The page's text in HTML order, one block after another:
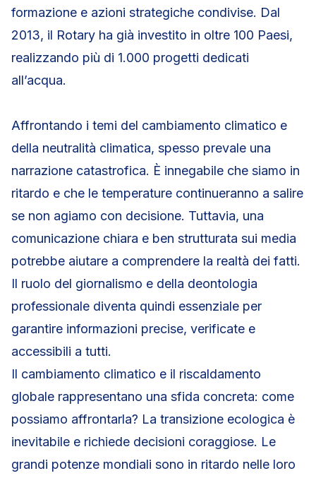
formazione e azioni strategiche condivise. Dal
2013, il Rotary ha già investito in oltre 100 Paesi,
realizzando più di 1.000 progetti dedicati
all’acqua.
Affrontando i temi del cambiamento climatico e
della neutralità climatica, spesso prevale una
narrazione catastrofica. È innegabile che siamo in
ritardo e che le temperature continueranno a salire
se non agiamo con decisione. Tuttavia, una
comunicazione chiara e ben strutturata sui media
potrebbe aiutare a comprendere la realtà dei fatti.
Il ruolo del giornalismo e della deontologia
professionale diventa quindi essenziale per
garantire informazioni precise, verificate e
accessibili a tutti.
Il cambiamento climatico e il riscaldamento
globale rappresentano una sfida concreta: come
possiamo affrontarla? La transizione ecologica è
inevitabile e richiede decisioni coraggiose. Le
grandi potenze mondiali sono in ritardo nelle loro